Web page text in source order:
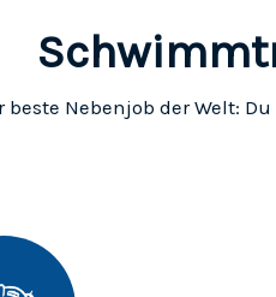
beste Nebenjob der Welt: